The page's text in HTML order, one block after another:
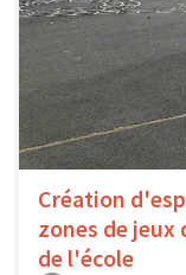
Création
zones de jeux
de l'école